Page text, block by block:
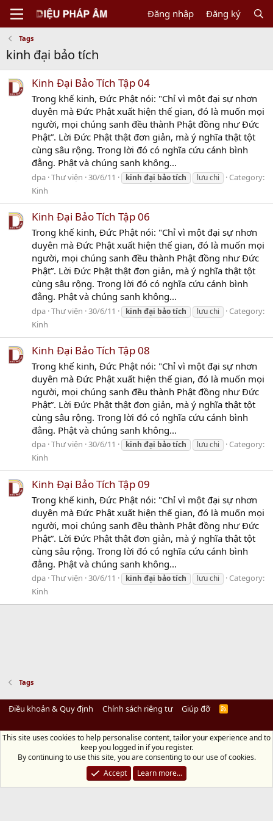
Đăng nhập Đăng ký
Tags
kinh đại bảo tích
Kinh Đại Bảo Tích Tập 04
Trong khế kinh, Đức Phật nói: "Chỉ vì một đại sự nhơn
duyên mà Đức Phật xuất hiện thế gian, đó là muốn mọi
người, mọi chúng sanh đều thành Phật đồng như Đức
Phật”. Lời Đức Phật thật đơn giản, mà ý nghĩa thật tột
cùng sâu rộng. Trong lời đó có nghĩa cứu cánh bình
đẳng. Phật và chúng sanh không...
dpa Thư viện 30/6/11 kinh đại bảotích lưu chi
Category:
Kinh
Kinh Đại Bảo Tích Tập 06
Trong khế kinh, Đức Phật nói: "Chỉ vì một đại sự nhơn
duyên mà Đức Phật xuất hiện thế gian, đó là muốn mọi
người, mọi chúng sanh đều thành Phật đồng như Đức
Phật”. Lời Đức Phật thật đơn giản, mà ý nghĩa thật tột
cùng sâu rộng. Trong lời đó có nghĩa cứu cánh bình
đẳng. Phật và chúng sanh không...
dpa Thư viện 30/6/11 kinh đại bảotích lưu chi
Category:
Kinh
Kinh Đại Bảo Tích Tập 08
Trong khế kinh, Đức Phật nói: "Chỉ vì một đại sự nhơn
duyên mà Đức Phật xuất hiện thế gian, đó là muốn mọi
người, mọi chúng sanh đều thành Phật đồng như Đức
Phật”. Lời Đức Phật thật đơn giản, mà ý nghĩa thật tột
cùng sâu rộng. Trong lời đó có nghĩa cứu cánh bình
đẳng. Phật và chúng sanh không...
dpa Thư viện 30/6/11 kinh đại bảotích lưu chi
Category:
Kinh
Kinh Đại Bảo Tích Tập 09
Trong khế kinh, Đức Phật nói: "Chỉ vì một đại sự nhơn
duyên mà Đức Phật xuất hiện thế gian, đó là muốn mọi
người, mọi chúng sanh đều thành Phật đồng như Đức
Phật”. Lời Đức Phật thật đơn giản, mà ý nghĩa thật tột
cùng sâu rộng. Trong lời đó có nghĩa cứu cánh bình
đẳng. Phật và chúng sanh không...
dpa Thư viện 30/6/11 kinh đại bảotích lưu chi
Category:
Kinh
Tags
Điều khoản & Quy định Chính sách riêng tư Giúp đỡ
R
Diệu Pháp Âm
Chùa Diệu Pháp - Số 72/14 Phú Mỹ, Phú Hòa Đông, Củ Chi, TP.HCM
đồ)
Điện thoại: 028.36208438 | Email: bientap@dieuphapam.net
Chủ Nhiệm: Thích Minh Thiền
This site uses cookies to help personalise content, tailor your experience and to
keep you logged in if you register.
By continuing to use this site, you are consenting to our use of cookies.
Accept
Learn more…